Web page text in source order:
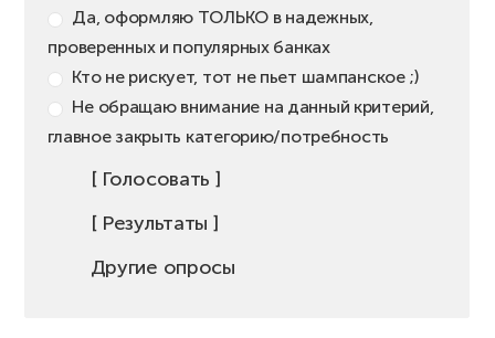
Да, оформляю ТОЛЬКО в надежных,
проверенных и популярных банках
Кто не рискует, тот не пьет шампанское ;)
Не обращаю внимание на данный критерий,
главное закрыть категорию/потребность
[ Голосовать ]
[ Результаты ]
Другие опросы